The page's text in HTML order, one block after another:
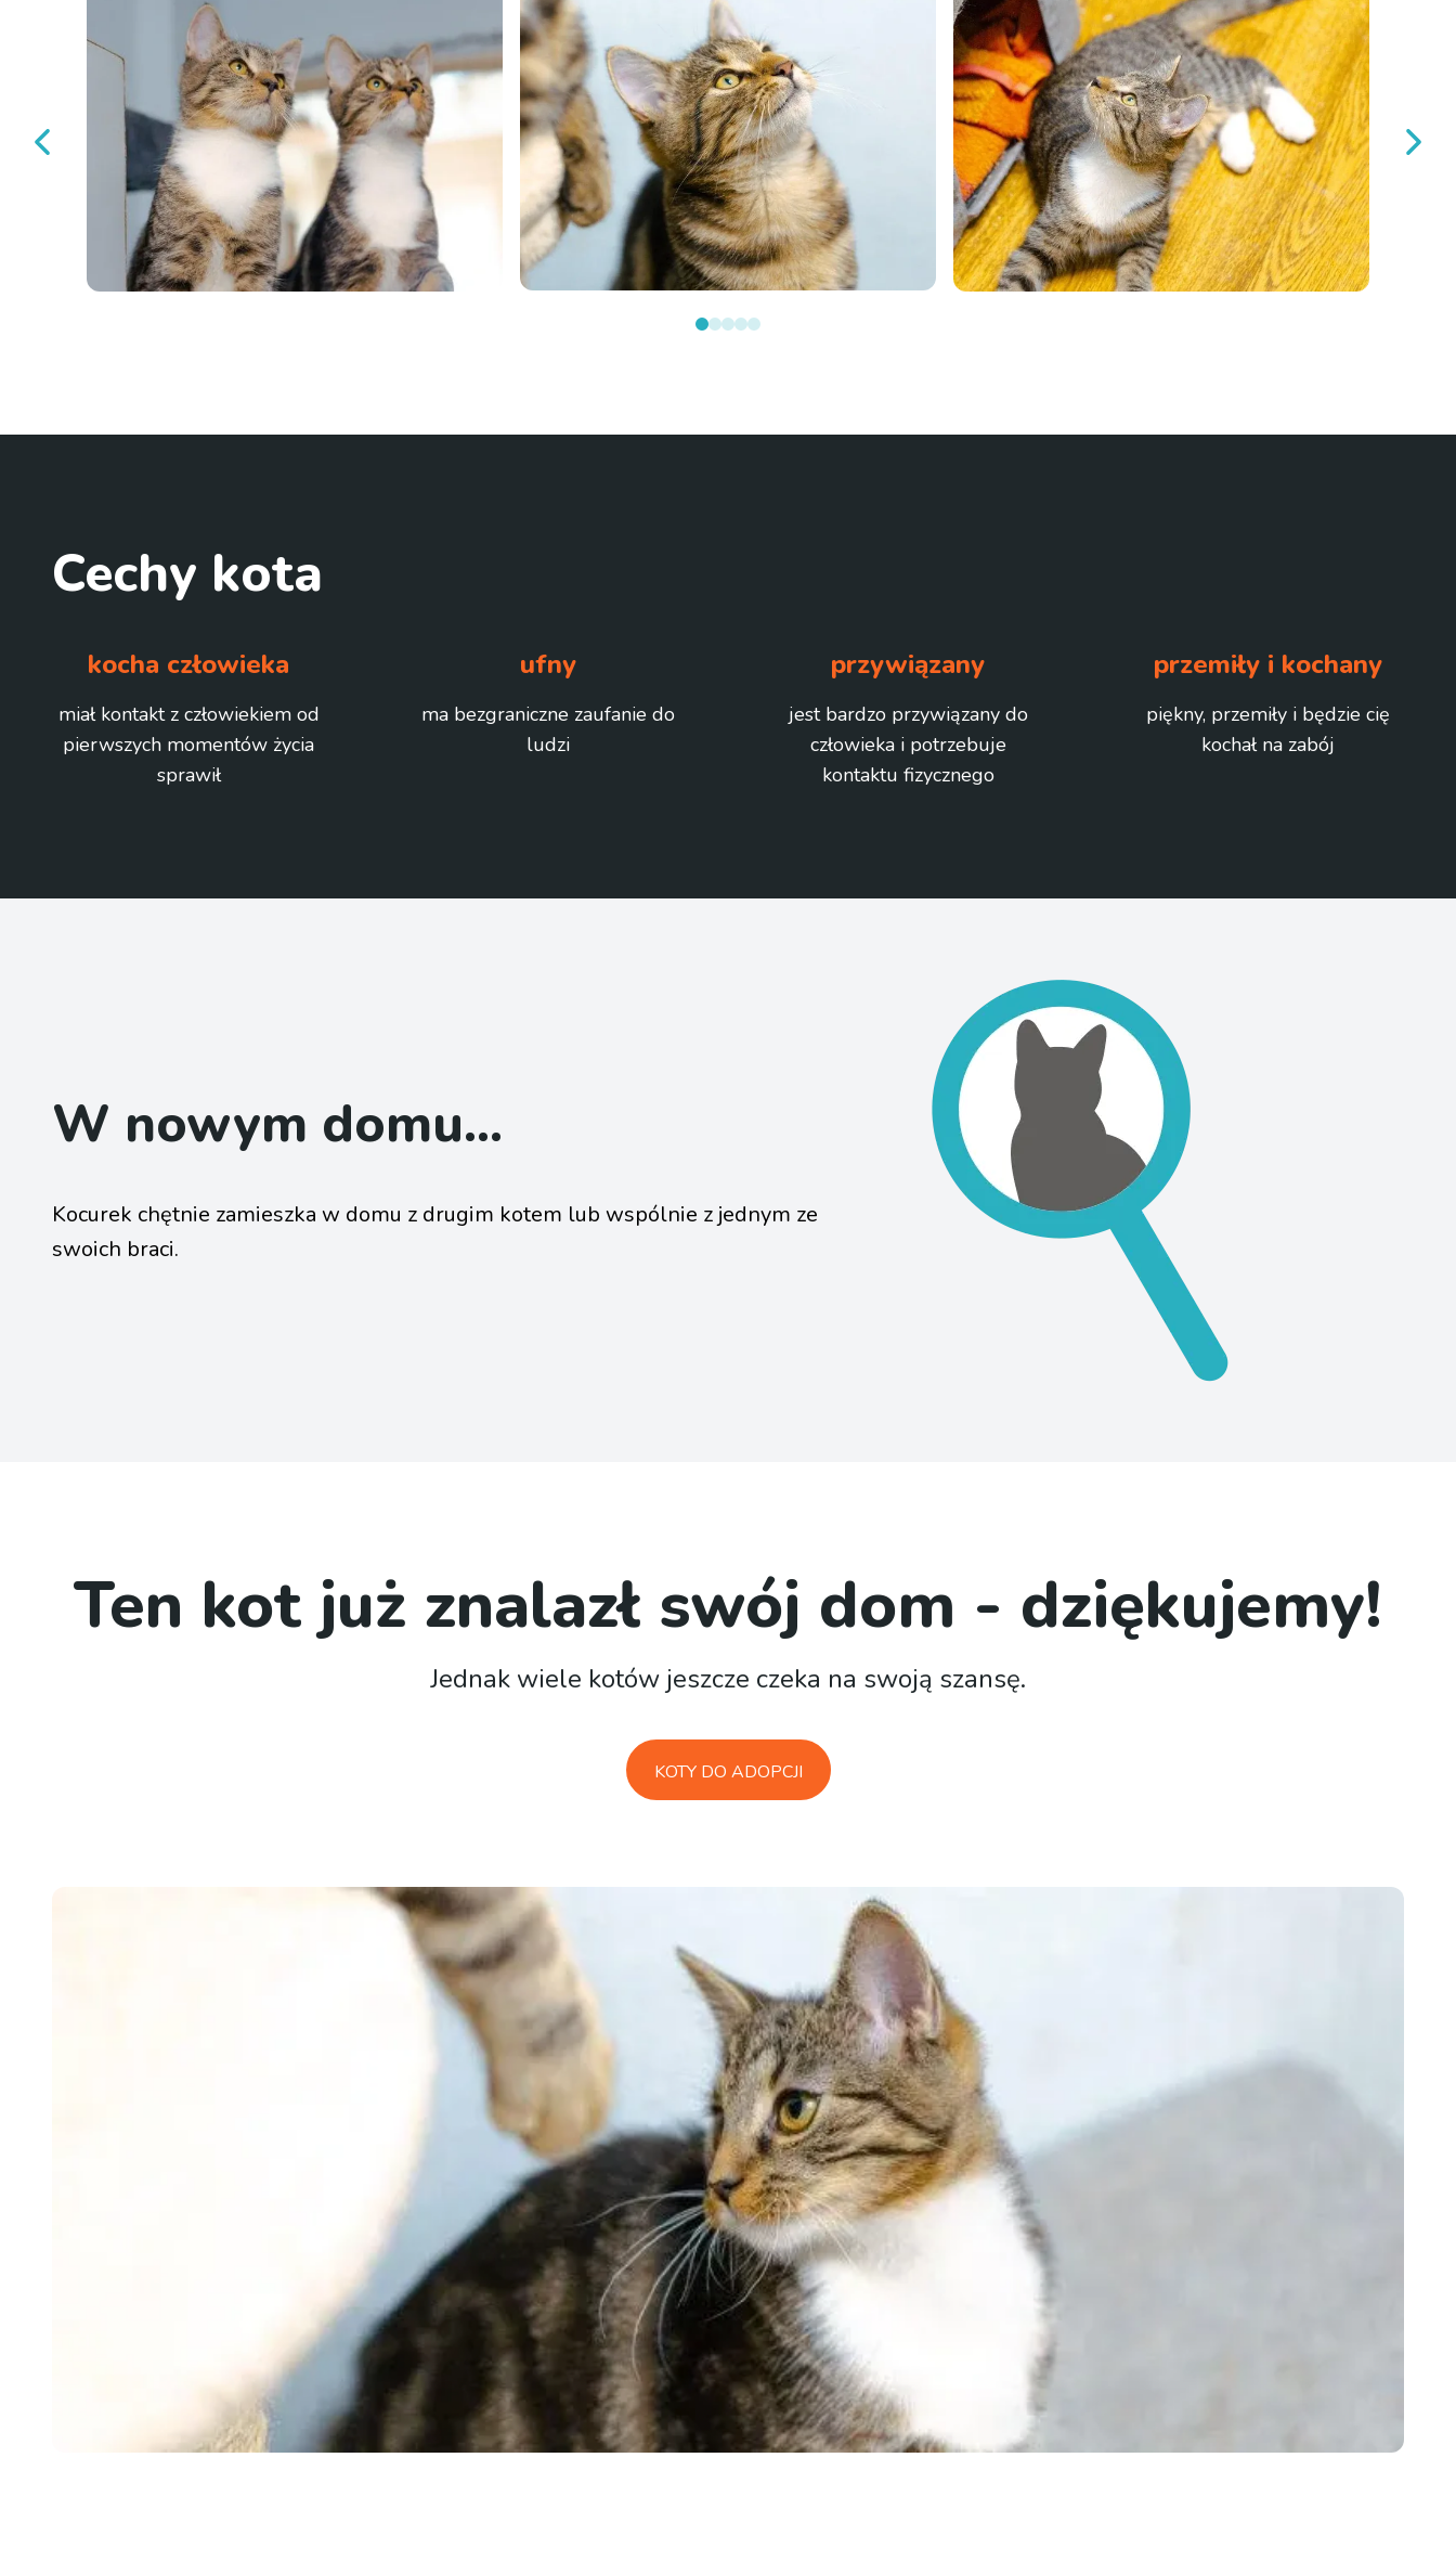
Cechy kota
kocha człowieka
miał kontakt z człowiekiem od
pierwszych momentów życia
sprawił
ufny
ma bezgraniczne zaufanie do
ludzi
przywiązany
jest bardzo przywiązany do
człowieka i potrzebuje
kontaktu fizycznego
przemiły i kochany
piękny, przemiły i będzie cię
kochał na zabój
W nowym domu...
Kocurek chętnie zamieszka w domu z drugim kotem lub wspólnie z jednym ze
swoich braci.
Ten kot już znalazł swój dom - dziękujemy!
Jednak wiele kotów jeszcze czeka na swoją szansę.
KOTY DO ADOPCJI